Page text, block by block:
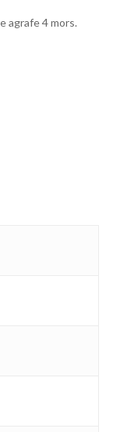
agrafe 4 mors.